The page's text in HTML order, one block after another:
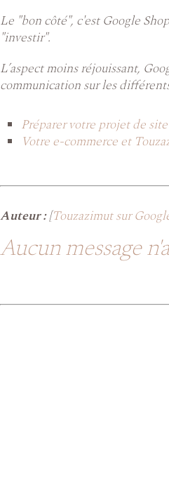
Le "bon côté", c'est Google
"investir".
L’aspect moins réjouissant,
communication sur les
Préparer votre projet de
Votre e-commerce et
Auteur :[Touzazimut sur
Aucun message